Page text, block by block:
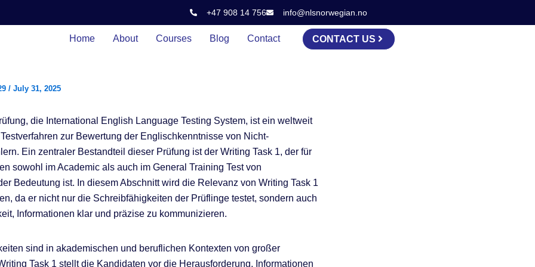
+47 908 14 756 info@nlsnorwegian.no
Home About Courses Blog Contact CONTACT US
/ July 31, 2025
die International English Language Testing System, ist ein weltweit
zur Bewertung der Englischkenntnisse von Nicht-
Ein zentraler Bestandteil dieser Prüfung ist der Writing Task 1, der für
sowohl im Academic als auch im General Training Test von
Bedeutung ist. In diesem Abschnitt wird die Relevanz von Writing Task 1
da er nicht nur die Schreibfähigkeiten der Prüflinge testet, sondern auch
Informationen klar und präzise zu kommunizieren.
sind in akademischen und beruflichen Kontexten von großer
Task 1 stellt die Kandidaten vor die Herausforderung, Informationen